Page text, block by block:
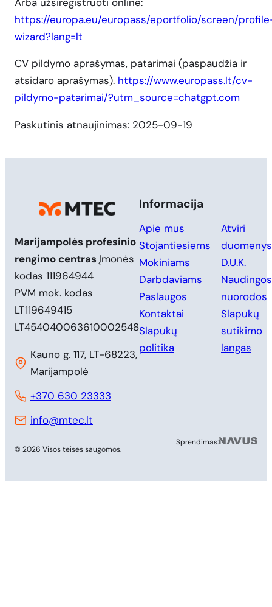
https://europa.eu/europass/eportfolio/screen/
wizard?lang=lt
CV pildymo aprašymas, patarimai (paspaudžia ir
atsidaro aprašymas). https://www.europass.lt/cv-
pildymo-patarimai/?utm_source=chatgpt.com
Paskutinis atnaujinimas: 2025-09-19
Marijampolės profesinio
rengimo centras Įmonės
kodas 111964944
PVM mok. kodas
LT119649415
LT454040063610002548
Kauno g. 117, LT-68223,
Marijampolė
+370 630 23333
info@mtec.lt
Informacija
Apie mus
Stojantiesiems
Mokiniams
Darbdaviams
Paslaugos
Kontaktai
Slapukų
politika
Atviri
duomenys
D.U.K.
Naudingos
nuorodos
Slapukų
sutikimo
langas
© 2026 Visos teisės saugomos.
Sprendimas: MB